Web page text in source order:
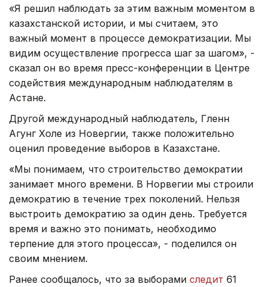
«Я решил наблюдать за этим важным моментом в
казахстанской истории, и мы считаем, это
важный момент в процессе демократизации. Мы
видим осуществление прогресса шаг за шагом», -
сказал он во время пресс-конференции в Центре
содействия международным наблюдателям в
Астане.
Другой международный наблюдатель, Гленн
Агунг Холе из Новергии, также положительно
оценил проведение выборов в Казахстане.
«Мы понимаем, что строительство демократии
занимает много времени. В Норвегии мы строили
демократию в течение трех поколений. Нельзя
выстроить демократию за один день. Требуется
время и важно это понимать, необходимо
терпение для этого процесса», - поделился он
своим мнением.
Ранее сообщалось, что за выборами следит 61